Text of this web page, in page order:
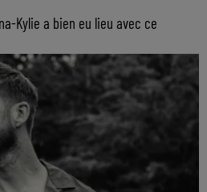
Kylie a bien eu lieu avec ce